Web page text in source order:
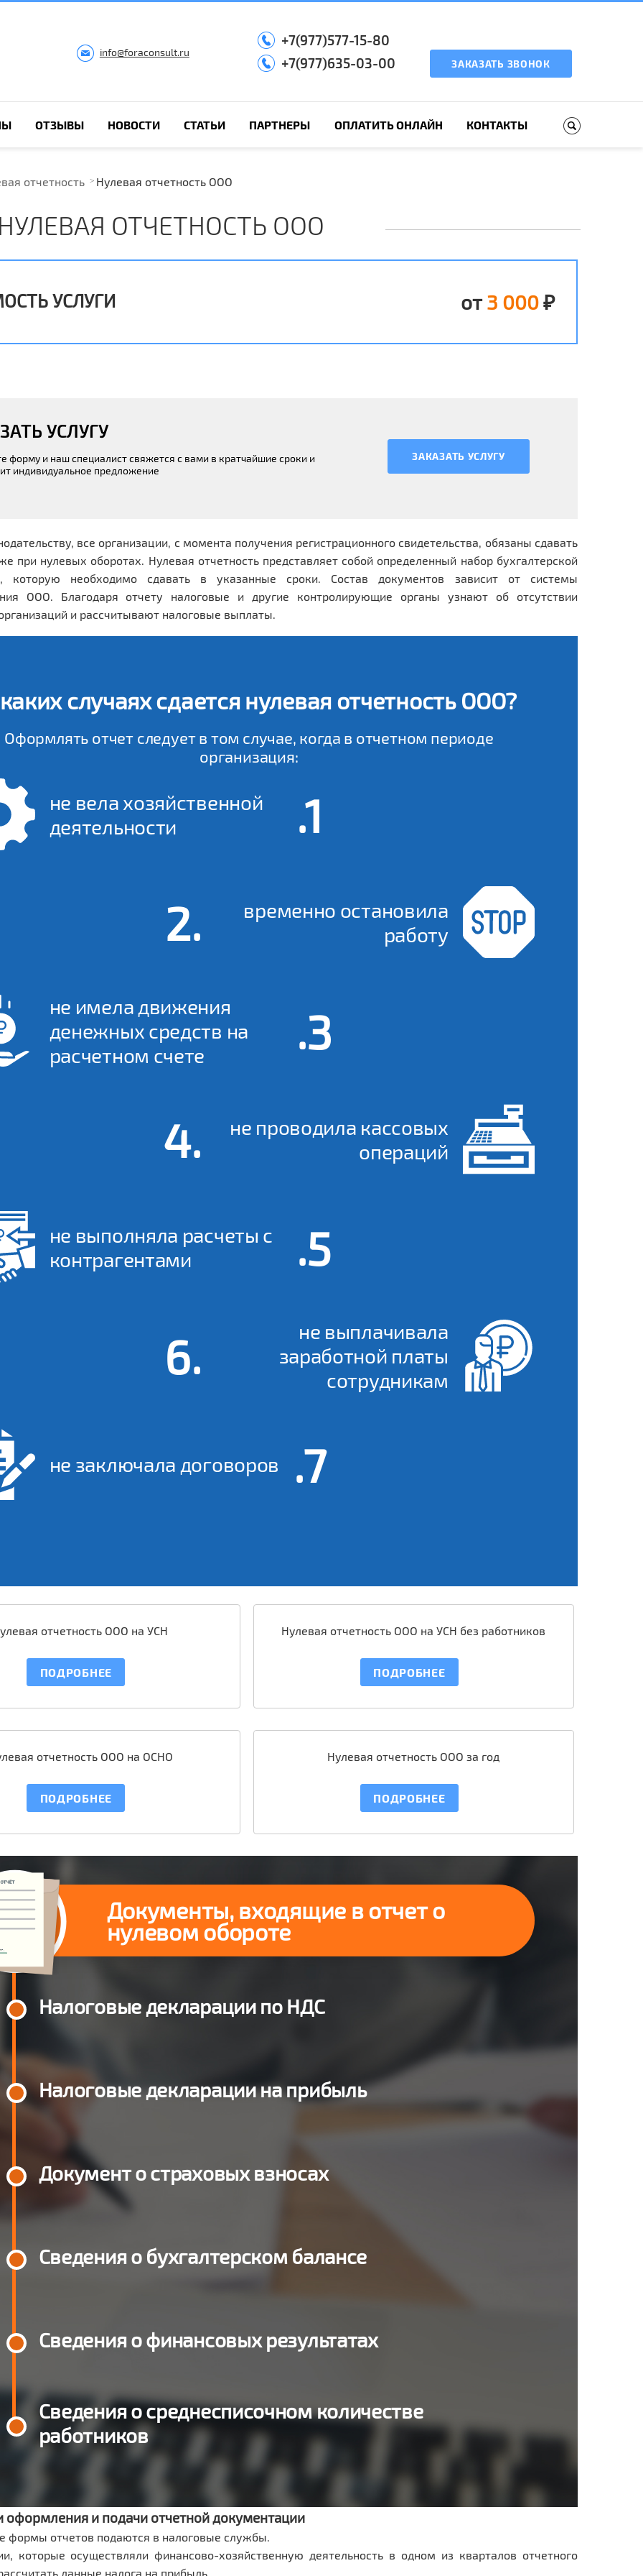
info@foraconsult.ru
+7(977)577-15-80
+7(977)635-03-00
ЗАКАЗАТЬ ЗВОНОК
ОТЗЫВЫ НОВОСТИ СТАТЬИ ПАРТНЕРЫ ОПЛАТИТЬ ОНЛАЙН КОНТАКТЫ
отчетность Нулевая отчетность ООО
ОТЧЕТНОСТЬ ООО
УСЛУГИ от3 000₽
УСЛУГУ
форму и наш специалист свяжется с вами в кратчайшие сроки и
индивидуальное предложение
ЗАКАЗАТЬ УСЛУГУ
все организации, с момента получения регистрационного свидетельства, обязаны сдавать
при нулевых оборотах. Нулевая отчетность представляет собой определенный набор бухгалтерской
которую необходимо сдавать в указанные сроки. Состав документов зависит от системы
ООО. Благодаря отчету налоговые и другие контролирующие органы узнают об отсутствии
и рассчитывают налоговые выплаты.
случаях сдается нулевая отчетность ООО?
Оформлять отчет следует в том случае, когда в отчетном периоде
организация:
не вела хозяйственной
деятельности
временно остановила
работу
не имела движения
денежных средств на
расчетном счете
не проводила кассовых
операций
не выполняла расчеты с
контрагентами
не выплачивала
заработной платы
сотрудникам
не заключала договоров
отчетность ООО на УСН
ПОДРОБНЕЕ
Нулевая отчетность ООО на УСН без работников
ПОДРОБНЕЕ
отчетность ООО на ОСНО
ПОДРОБНЕЕ
Нулевая отчетность ООО за год
ПОДРОБНЕЕ
Документы, входящие в отчет о
нулевом обороте
Налоговые декларации по НДС
Налоговые декларации на прибыль
Документ о страховых взносах
Сведения о бухгалтерском балансе
Сведения о финансовых результатах
Сведения о среднесписочном количестве
работников
оформления и подачи отчетной документации
формы отчетов подаются в налоговые службы.
которые осуществляли финансово-хозяйственную деятельность в одном из кварталов отчетного
данные налога на прибыль.